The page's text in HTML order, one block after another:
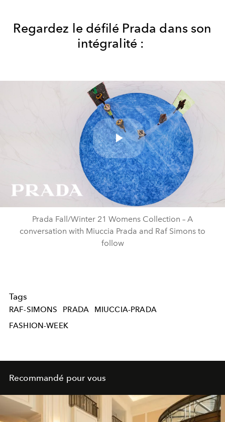
Regardez le défilé Prada dans son
intégralité :
Play
Video
Prada Fall/Winter 21 Womens Collection – A
conversation with Miuccia Prada and Raf Simons to
follow
Tags
RAF-SIMONS PRADA
MIUCCIA-PRADA
FASHION-WEEK
Recommandé pour vous